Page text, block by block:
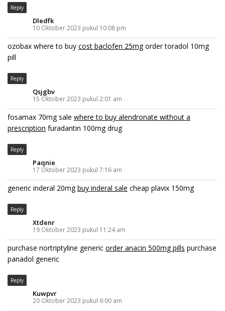
Reply
Dledfk
10 Oktober 2023 pukul 10:08 pm
ozobax where to buy cost baclofen 25mgorder toradol 10mg
pill
Reply
Qsjgbv
15 Oktober 2023 pukul 2:01 am
fosamax 70mg sale where to buy alendronate without a
prescription furadantin 100mg drug
Reply
Paqnie
17 Oktober 2023 pukul 7:16 am
generic inderal 20mgbuy inderal sale cheap plavix 150mg
Reply
Xtdenr
19 Oktober 2023 pukul 11:24 am
purchase nortriptyline generic order anacin 500mg pills purchase
panadol generic
Reply
Kuwpvr
20 Oktober 2023 pukul 6:00 am